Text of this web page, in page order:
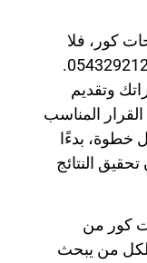
كور، فلا
تتردد في الاتصال بنا على الرقم 0543292120.
وتقديم
المناسب
بدءًا
النتائج
كور من
لكل من يبحث